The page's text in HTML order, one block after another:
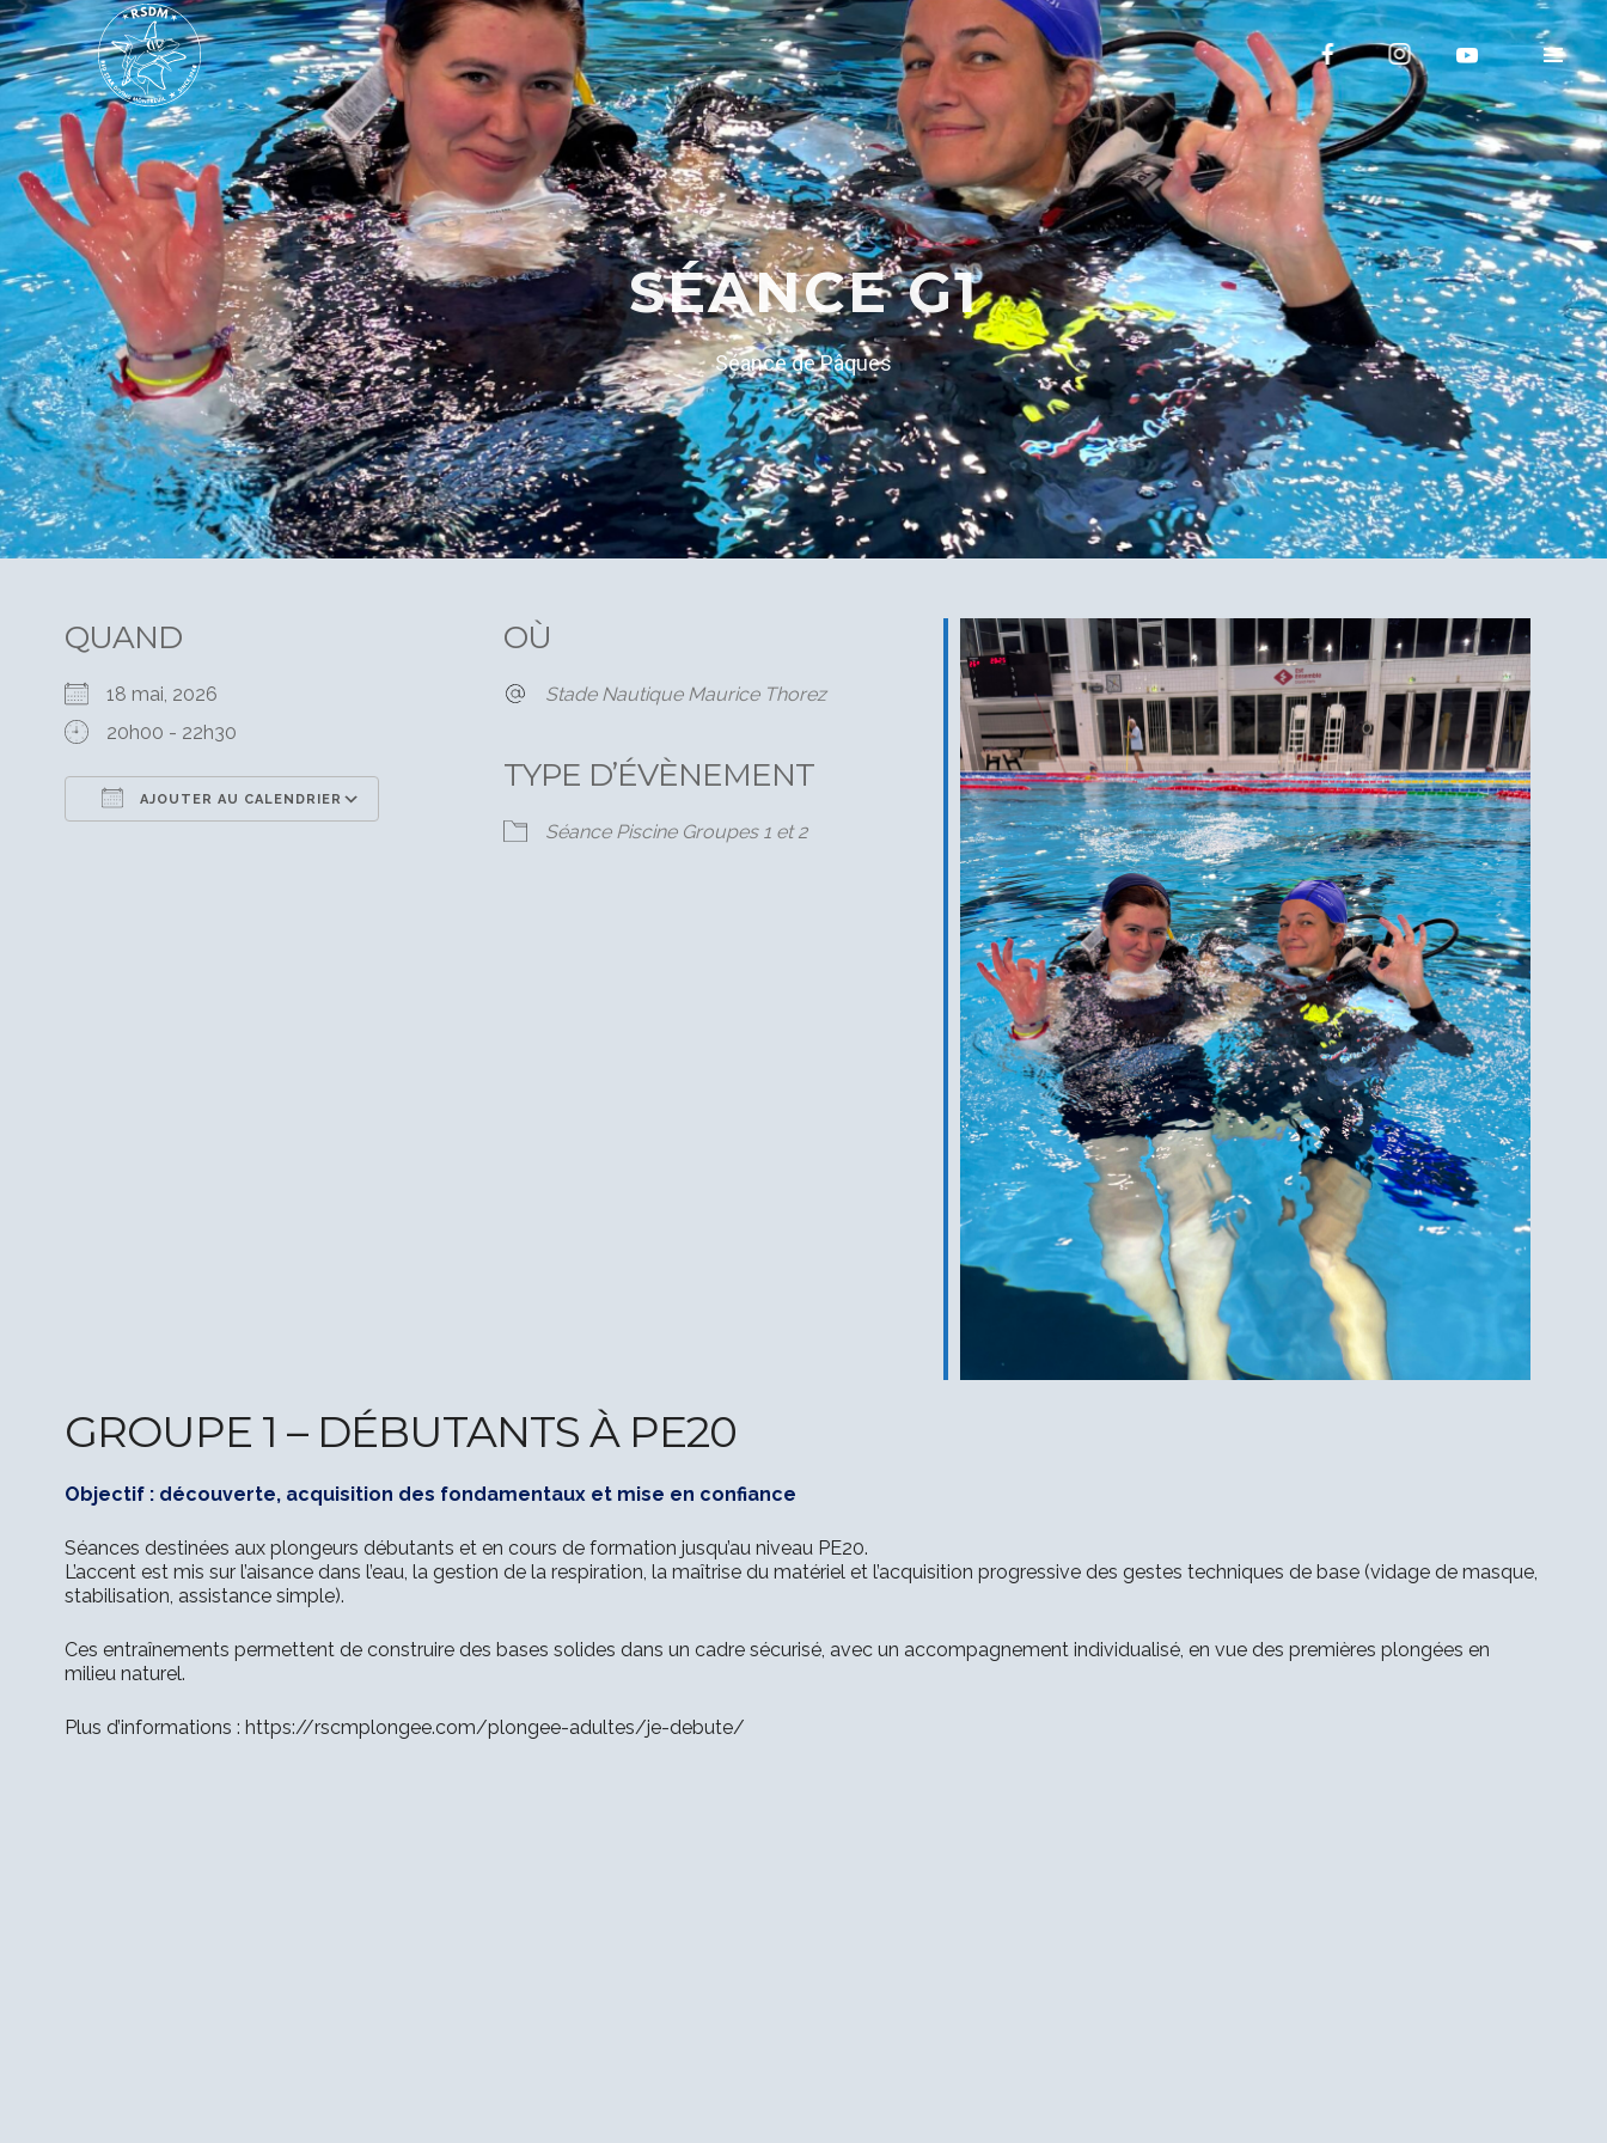
Remember me
SÉANCE G1
Séance de Pâques
QUAND
18 mai, 2026
20h00 - 22h30
AJOUTER AU CALENDRIER
Calendrier Google iCalendar Office 365 Outlook Live
OÙ
Stade Nautique Maurice Thorez
TYPE D’ÉVÈNEMENT
Séance Piscine Groupes 1 et 2
GROUPE 1 – DÉBUTANTS À PE20
Objectif : découverte, acquisition des fondamentaux et mise en confiance
Séances destinées aux plongeurs débutants et en cours de formation jusqu’au niveau PE20.
L’accent est mis sur l’aisance dans l’eau, la gestion de la respiration, la maîtrise du matériel et l’acquisition progressive des gestes techniques de base (vidage de masque,
stabilisation, assistance simple).
Ces entraînements permettent de construire des bases solides dans un cadre sécurisé, avec un accompagnement individualisé, en vue des premières plongées en
milieu naturel.
Plus d’informations : https://rscmplongee.com/plongee-adultes/je-debute/